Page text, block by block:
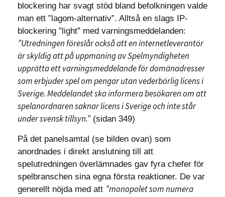
blockering har svagt stöd bland befolkningen valde
man ett ”lagom-alternativ”. Alltså en slags IP-
blockering ”light” med varningsmeddelanden:
”Utredningen föreslår också att en internetleverantör
är skyldig att på uppmaning av Spelmyndigheten
upprätta ett varningsmeddelande för domänadresser
som erbjuder spel om pengar utan vederbörlig licens i
Sverige. Meddelandet ska informera besökaren om att
spelanordnaren saknar licens i Sverige och inte står
under svensk tillsyn.”(sidan 349)
På det panelsamtal (se bilden ovan) som
anordnades i direkt anslutning till att
spelutredningen överlämnades gav fyra chefer för
spelbranschen sina egna första reaktioner. De var
generellt nöjda med att ”monopolet som numera